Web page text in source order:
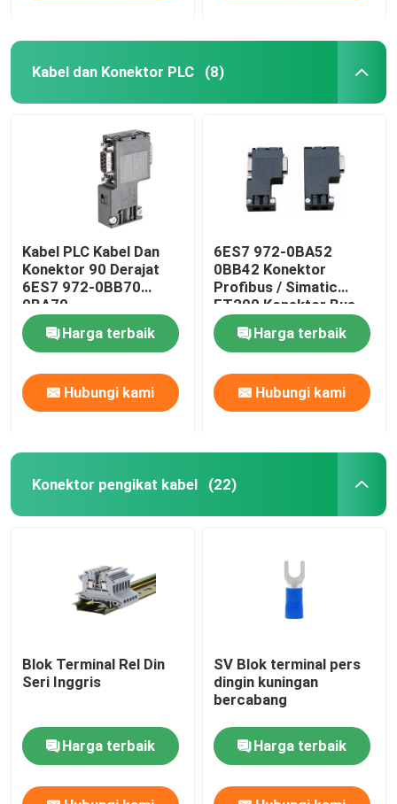
Kabel dan Konektor PLC (8)
Kabel PLC Kabel Dan
Konektor 90 Derajat
6ES7 972-0BB70
0BA70
Harga terbaik
Hubungi kami
6ES7 972-0BA52
0BB42 Konektor
Profibus / Simatic
ET200 Konektor Bus
Harga terbaik
Hubungi kami
Konektor pengikat kabel (22)
Blok Terminal Rel Din
Seri Inggris
Harga terbaik
SV Blok terminal pers
dingin kuningan
bercabang
Harga terbaik